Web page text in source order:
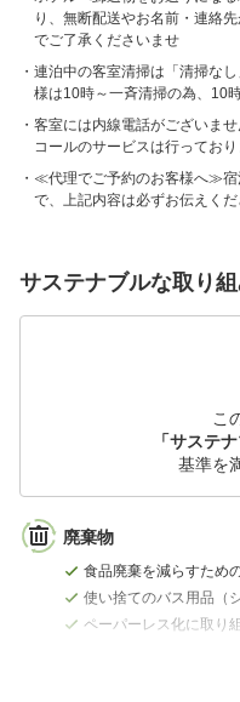
り、無断配送やお名前・連絡
でご了承くださいませ
連泊中の客室清掃は「清掃な
様は10時～一斉清掃の為、10
客室には内線電話がございま
コールのサービスは行っており
≪代理でご予約のお客様へ≫宿
で、上記内容は必ずお伝えく
サステナブルな取り
こ
「サステ
基準を
廃棄物
食品廃棄を減らすため
使い捨てのバス用品（
ペーパーレス化に取り